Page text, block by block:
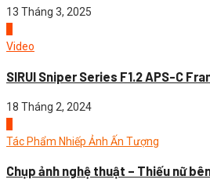
13 Tháng 3, 2025
Video
SIRUI Sniper Series F1.2 APS-C
18 Tháng 2, 2024
Tác Phẩm Nhiếp Ảnh Ấn Tượng
Chụp ảnh nghệ thuật – Thiếu nữ